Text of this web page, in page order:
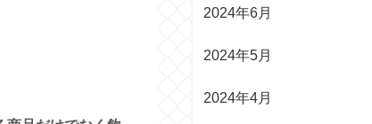
2024年6月
2024年5月
2024年4月